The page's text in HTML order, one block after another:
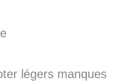
légers manques